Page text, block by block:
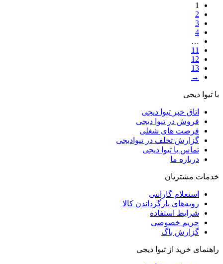
1
2
3
4
…
11
12
13
→
با تیوا دیجی
اتاق خبر تیوا دیجی
فروش در تیوا دیجی
فرصت های شغلی
گزارش تخلف در تیوادیجی
تماس با تیوا دیجی
درباره ما
خدمات مشتریان
استعلام گارانتی
رویه‌های بازگرداندن کالا
شرایط استفاده
حریم خصوصی
گزارش باگ
راهنمای خرید از تیوا دیجی